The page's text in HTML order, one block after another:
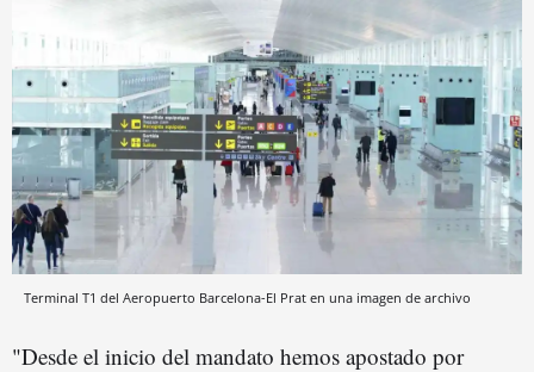
Terminal T1 del Aeropuerto Barcelona-El Prat en una imagen de archivo
"Desde el inicio del mandato hemos apostado por